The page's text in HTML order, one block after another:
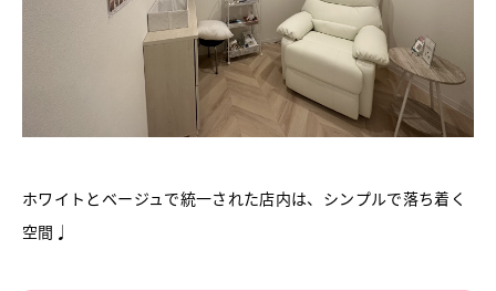
ホワイトとベージュで統一された店内は、シンプルで落ち着く
空間♩